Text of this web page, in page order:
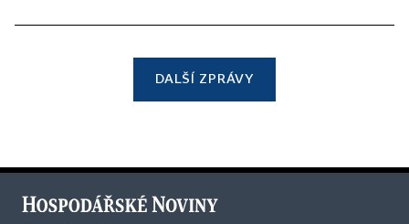
DALŠÍ ZPRÁVY